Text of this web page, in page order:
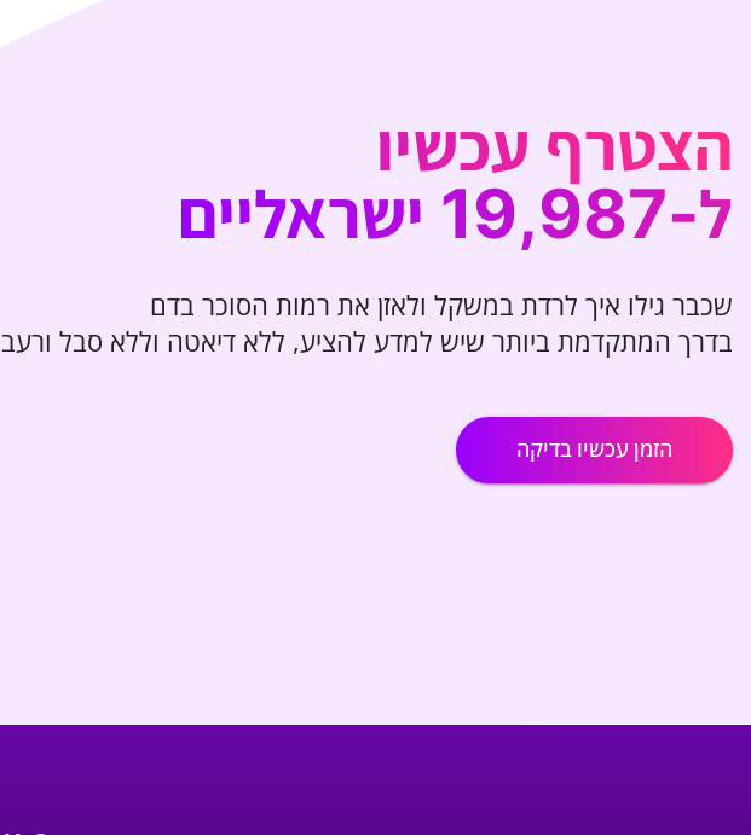
הצטרף עכשיו
ל-19,987 ישראליים
שכבר גילו איך לרדת במשקל ולאזן את רמות הסוכר בדם
בדרך המתקדמת ביותר שיש למדע להציע, ללא דיאטה וללא סבל ורעב
הזמן עכשיו בדיקה